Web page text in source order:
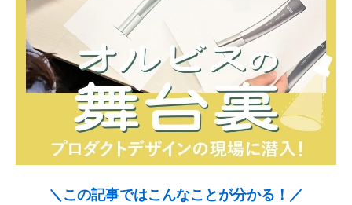
＼この記事ではこんなことが分かる！／